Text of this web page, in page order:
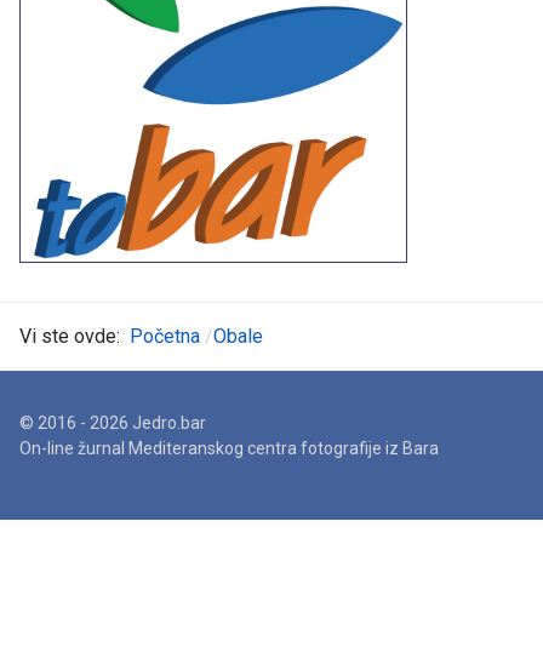
Vi ste ovde: Početna Obale
© 2016 - 2026 Jedro.bar
On-line žurnal Mediteranskog centra fotografije iz Bara